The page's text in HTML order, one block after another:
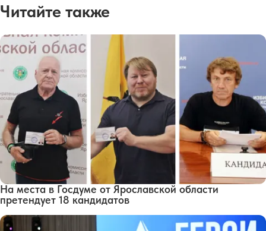
Читайте также
На места в Госдуме от Ярославской области
претендует 18 кандидатов